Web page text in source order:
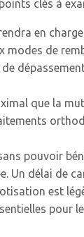
clés à
en
de
que la
pouvoir
Un délai de
est
pour